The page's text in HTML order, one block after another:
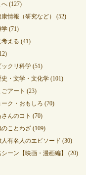
へ(127)
情報（研究など）
(52)
学(71)
考える (41)
クリ科学(51)
・文学・文化学(101)
アート (23)
ク・おもしろ (70)
んのコト (70)
ことわざ(109)
有名人のエピソード (30)
ーン【映画・漫画編】
(20)